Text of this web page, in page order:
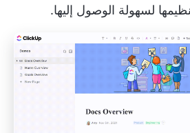
لسهولة الوصول إليها.